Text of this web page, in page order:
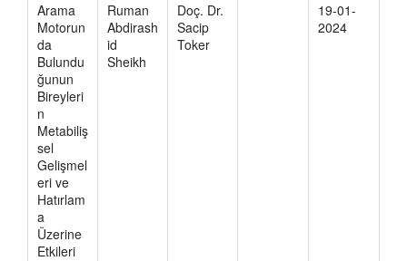
Arama
Motorun
da
Bulundu
ğunun
Bireyleri
n
Metabiliş
sel
Gelişmel
eri ve
Hatırlam
a
Üzerine
Etkileri
Ruman
Abdirash
id
Sheikh
Doç. Dr.
Sacip
Toker
19-01-
2024